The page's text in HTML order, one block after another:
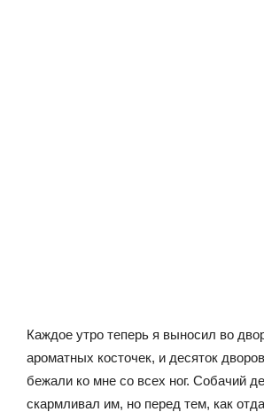
Каждое утро теперь я выносил во
ароматных косточек, и десяток
бежали ко мне со всех ног. Собачий
скармливал им, но перед тем, как